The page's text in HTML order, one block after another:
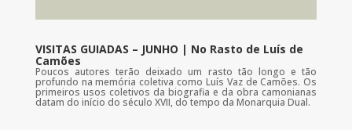
VISITAS GUIADAS – JUNHO | No Rasto de Luís de
Camões
Poucos autores terão deixado um rasto tão longo e tão
profundo na memória coletiva como Luís Vaz de Camões. Os
primeiros usos coletivos da biografia e da obra camonianas
datam do início do século XVII, do tempo da Monarquia Dual.